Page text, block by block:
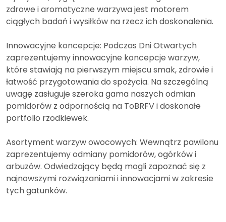
zdrowe i aromatyczne warzywa jest motorem
ciągłych badań i wysiłków na rzecz ich doskonalenia.
Innowacyjne koncepcje: Podczas Dni Otwartych
zaprezentujemy innowacyjne koncepcje warzyw,
które stawiają na pierwszym miejscu smak, zdrowie i
łatwość przygotowania do spożycia. Na szczególną
uwagę zasługuje szeroka gama naszych odmian
pomidorów z odpornością na ToBRFV i doskonałe
portfolio rzodkiewek.
Asortyment warzyw owocowych: Wewnątrz pawilonu
zaprezentujemy odmiany pomidorów, ogórków i
arbuzów. Odwiedzający będą mogli zapoznać się z
najnowszymi rozwiązaniami i innowacjami w zakresie
tych gatunków.